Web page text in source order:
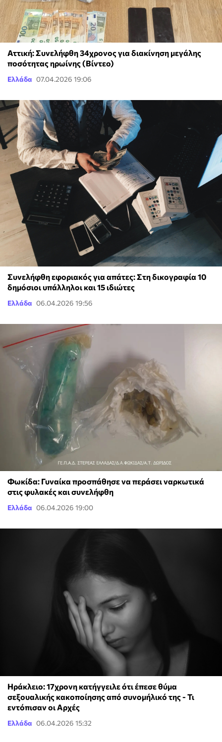
Αττική: Συνελήφθη 34χρονος για διακίνηση μεγάλης
ποσότητας ηρωίνης (Βίντεο)
Ελλάδα 07.04.2026 19:06
Συνελήφθη εφοριακός για απάτες: Στη δικογραφία 10
δημόσιοι υπάλληλοι και 15 ιδιώτες
Ελλάδα 06.04.2026 19:56
Φωκίδα: Γυναίκα προσπάθησε να περάσει ναρκωτικά
στις φυλακές και συνελήφθη
Ελλάδα 06.04.2026 19:00
Ηράκλειο: 17χρονη κατήγγειλε ότι έπεσε θύμα
σεξουαλικής κακοποίησης από συνομήλικό της - Τι
εντόπισαν οι Αρχές
Ελλάδα 06.04.2026 15:32